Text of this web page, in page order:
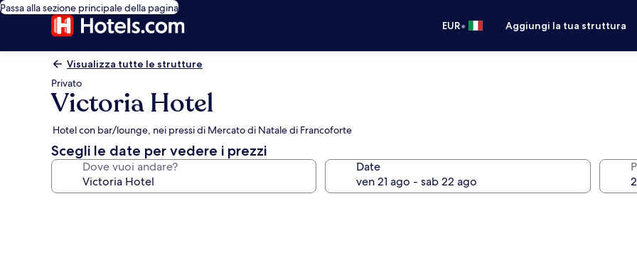
Passa alla sezione principale della pagina
EUR• Aggiungi la tua struttura
Visualizza tutte le strutture
Privato
Victoria Hotel
Hotel con bar/lounge, nei pressi di Mercato di Natale di Francoforte
Scegli le date per vedere i prezzi
Dove vuoi andare? Date